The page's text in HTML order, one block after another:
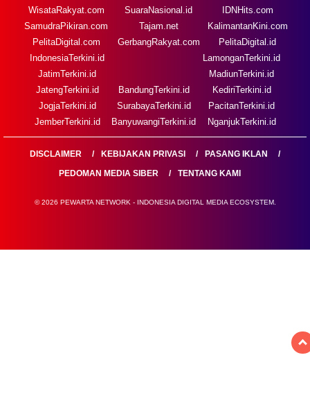
WisataRakyat.com
SamudraPikiran.com
PelitaDigital.com
SuaraNasional.id
Tajam.net
GerbangRakyat.com
IDNHits.com
KalimantanKini.com
PelitaDigital.id
IndonesiaTerkini.id
JatimTerkini.id
JatengTerkini.id
JogjaTerkini.id
JemberTerkini.id
BandungTerkini.id
SurabayaTerkini.id
BanyuwangiTerkini.id
LamonganTerkini.id
MadiunTerkini.id
KediriTerkini.id
PacitanTerkini.id
NganjukTerkini.id
DISCLAIMER KEBIJAKAN PRIVASI
PASANG IKLAN
PEDOMAN MEDIA SIBER
TENTANG KAMI
© 2026 PEWARTA NETWORK - INDONESIA DIGITAL MEDIA ECOSYSTEM.